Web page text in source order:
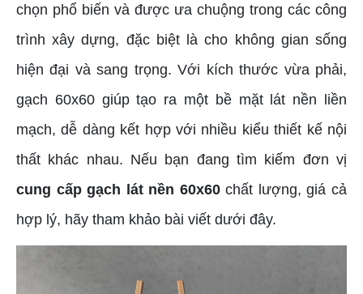
chọn phổ biến và được ưa chuộng trong các công
trình xây dựng, đặc biệt là cho không gian sống
hiện đại và sang trọng. Với kích thước vừa phải,
gạch 60x60 giúp tạo ra một bề mặt lát nền liền
mạch, dễ dàng kết hợp với nhiều kiểu thiết kế nội
thất khác nhau. Nếu bạn đang tìm kiếm đơn vị
cung cấp gạch lát nền 60x60chất lượng, giá cả
hợp lý, hãy tham khảo bài viết dưới đây.